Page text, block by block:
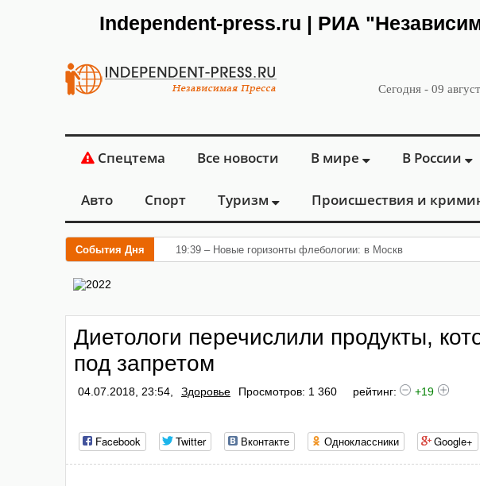
Independent-press.ru | РИА
Сегодня - 09
Спецтема Все новости В мире В России
Авто Спорт Туризм Происшествия и
События Дня 19:39 – Новые горизонты флебологии: в Москве открылся
Диетологи перечислили продукты,
под запретом
04.07.2018, 23:54, Здоровье Просмотров: 1 360 рейтинг: +19
Facebook Twitter Вконтакте Одноклассники Google+